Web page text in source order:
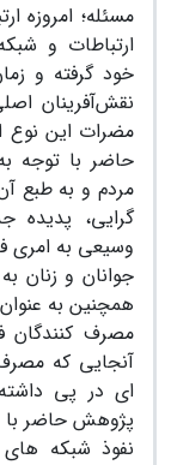
مسئله؛ امروزه
ارتباطات و
خود گرفته و
نقش‌آفرینان
مضرات این نوع
حاضر با توجه
مردم و به طبع
گرایی،
وسیعی به امری
جوانان و زنان
همچنین به
مصرف
آنجایی که
ای در پی
پژوهش حاضر با
نفوذ شبکه های